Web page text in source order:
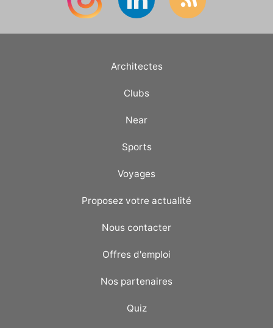
Architectes
Clubs
Near
Sports
Voyages
Proposez votre actualité
Nous contacter
Offres d'emploi
Nos partenaires
Quiz